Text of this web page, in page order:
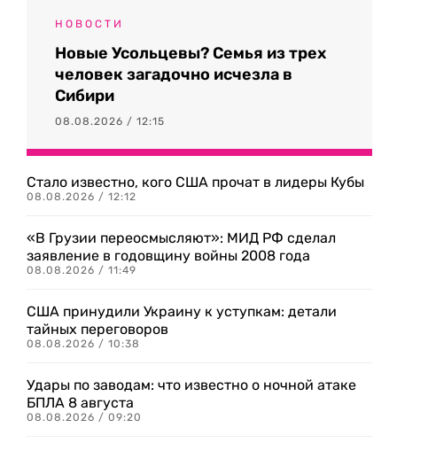
НОВОСТИ
Новые Усольцевы? Семья из трех
человек загадочно исчезла в
Сибири
08.08.2026 / 12:15
Стало известно, кого США прочат в лидеры Кубы
08.08.2026 / 12:12
«В Грузии переосмысляют»: МИД РФ сделал
заявление в годовщину войны 2008 года
08.08.2026 / 11:49
США принудили Украину к уступкам: детали
тайных переговоров
08.08.2026 / 10:38
Удары по заводам: что известно о ночной атаке
БПЛА 8 августа
08.08.2026 / 09:20